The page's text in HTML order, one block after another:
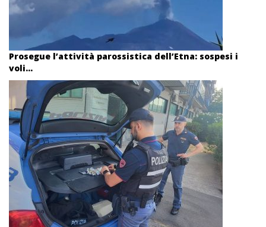
Prosegue l’attività parossistica dell’Etna: sospesi i
voli...